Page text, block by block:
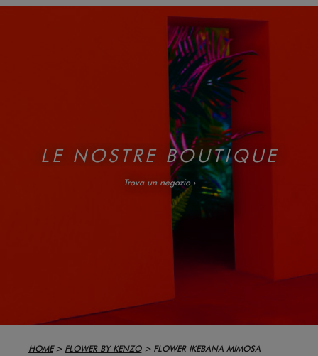
LE NOSTRE BOUTIQUE
Trova un negozio
HOME FLOWER BY KENZO FLOWER IKEBANA MIMOSA